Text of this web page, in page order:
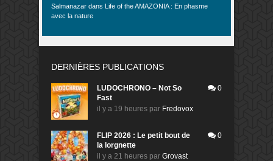
Salmanazar dans
Life of the AMAZONIA : En phasme
avec la nature
DERNIÈRES PUBLICATIONS
LUDOCHRONO – Not So
Fast
il y a 19 heures par Fredovox
0
FLIP 2026 : Le petit bout de
la lorgnette
il y a 21 heures par Grovast
0